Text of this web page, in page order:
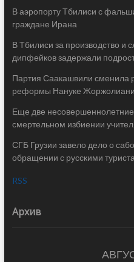
В аэропорту Тбилиси с
граждане Ирана
В Тбилиси за производство и
дипфейков задержали
Партия Саакашвили сменила
реформы Нануке Жоржолиани
Еще две
смертельном избиении
СГБ Грузии завело дело о
обращении с русскими
RSS
Архив